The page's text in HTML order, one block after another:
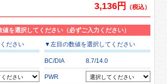
3,136円 （税込）
を選択してください（必ずご入力ください）
ださい ▼左目の数値を選択してください
BC/DIA 8.7/14.0
PWR